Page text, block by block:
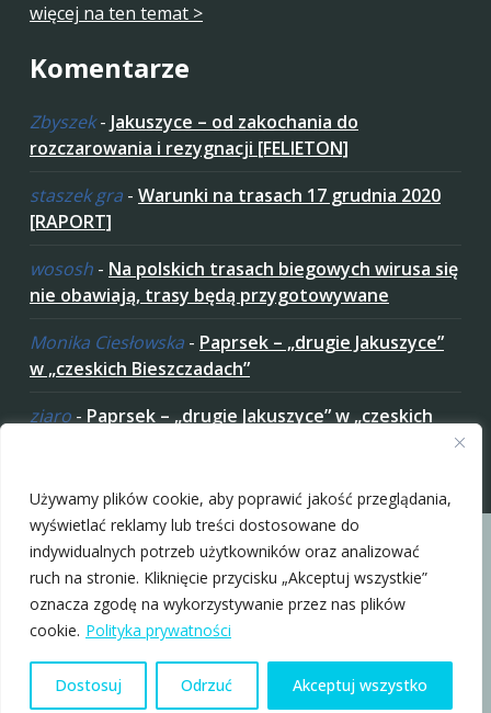
Używamy plików cookie, aby poprawić jakość przeglądania,
wyświetlać reklamy lub treści dostosowane do
indywidualnych potrzeb użytkowników oraz analizować
ruch na stronie. Kliknięcie przycisku „Akceptuj wszystkie”
oznacza zgodę na wykorzystywanie przez nas plików
cookie. Polityka prywatności
Dostosuj Odrzuć Akceptuj wszystko
więcej na ten temat >
Komentarze
Zbyszek- Jakuszyce – od zakochania do
rozczarowania i rezygnacji [FELIETON]
staszek gra - Warunki na trasach 17 grudnia 2020
[RAPORT]
wososh - Na polskich trasach biegowych wirusa się
nie obawiają, trasy będą przygotowywane
Monika Ciesłowska - Paprsek – „drugie Jakuszyce”
w „czeskich Bieszczadach”
ziaro - Paprsek – „drugie Jakuszyce” w „czeskich
Copyright © 2010-2026 nabiegowkach.pl
O Nas Regulamin Patronaty
Polityka Prywatności
Kontakt